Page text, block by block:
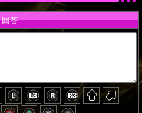
回答